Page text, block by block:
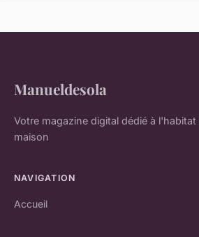
Manueldesola
Votre magazine digital dédié à
maison
NAVIGATION
Accueil